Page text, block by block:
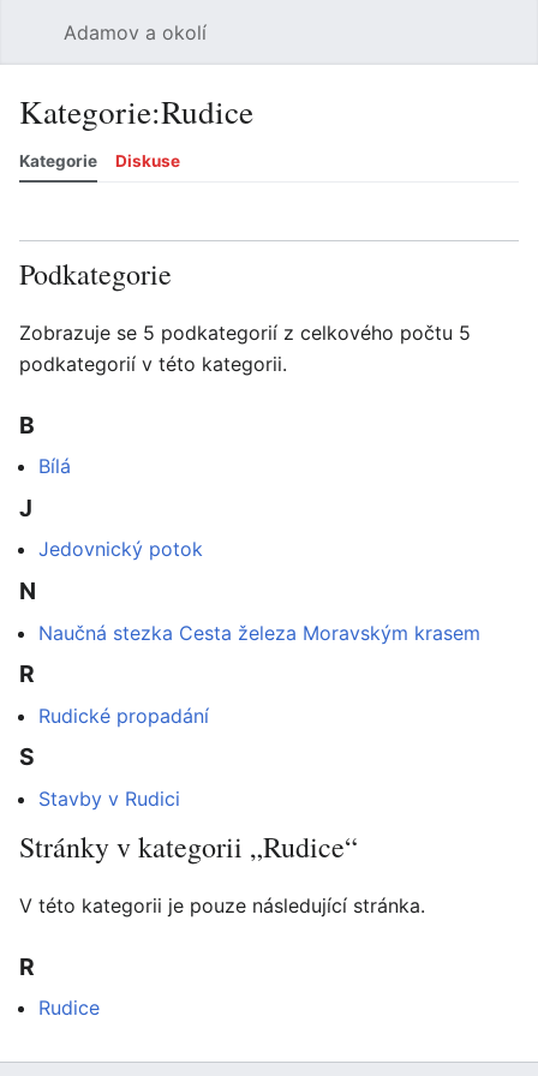
Adamov a okolí
Kategorie:Rudice
Kategorie Diskuse
Podkategorie
Zobrazuje se 5 podkategorií z celkového počtu 5
podkategorií v této kategorii.
B
Bílá
J
Jedovnický potok
N
Naučná stezka Cesta železa Moravským krasem
R
Rudické propadání
S
Stavby v Rudici
Stránky v kategorii „Rudice“
V této kategorii je pouze následující stránka.
R
Rudice